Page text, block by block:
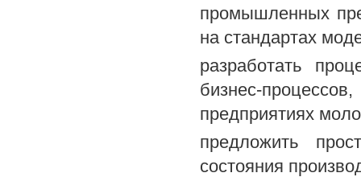
промышленных
на стандартах
разработать
бизнес-
предприятиях
предложить
состояния